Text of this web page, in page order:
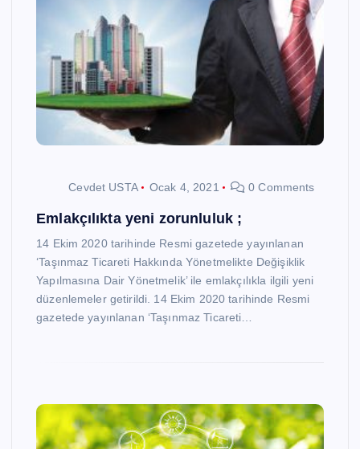
Cevdet USTA Ocak 4, 2021 0 Comments
Emlakçılıkta yeni zorunluluk ;
14 Ekim 2020 tarihinde Resmi gazetede yayınlanan
‘Taşınmaz Ticareti Hakkında Yönetmelikte Değişiklik
Yapılmasına Dair Yönetmelik’ ile emlakçılıkla ilgili yeni
düzenlemeler getirildi. 14 Ekim 2020 tarihinde Resmi
gazetede yayınlanan ‘Taşınmaz Ticareti…